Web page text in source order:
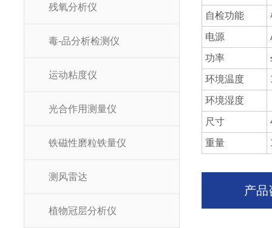
残氧分析仪
毒-品分析检测仪
运动粘度仪
光合作用测量仪
铁磁性磨粒铁量仪
测风雷达
植物冠层分析仪
自检功能
电源
功率
环境温度
环境湿度
尺寸
重量
产品